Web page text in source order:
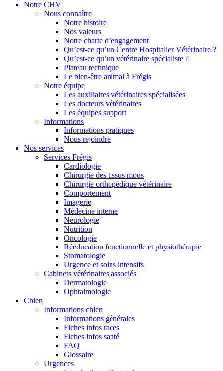
Notre CHV
Nous connaître
Notre histoire
Nos valeurs
Notre charte d’engagement
Qu’est-ce qu’un Centre Hospitalier Vétérinaire ?
Qu’est-ce qu’un vétérinaire spécialiste ?
Plateau technique
Le bien-être animal à Frégis
Notre équipe
Les auxiliaires vétérinaires spécialisées
Les docteurs vétérinaires
Les équipes support
Informations
Informations pratiques
Nous rejoindre
Nos services
Services Frégis
Cardiologie
Chirurgie des tissus mous
Chirurgie orthopédique vétérinaire
Comportement
Imagerie
Médecine interne
Neurologie
Nutrition
Oncologie
Rééducation fonctionnelle et physiothérapie
Stomatologie
Urgence et soins intensifs
Cabinets vétérinaires associés
Dermatologie
Ophtalmologie
Chien
Informations chien
Informations générales
Fiches infos races
Fiches infos santé
FAQ
Glossaire
Urgences